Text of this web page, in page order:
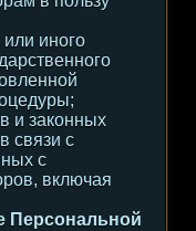
или иного
и законных
связи с
с
включая
Персональной